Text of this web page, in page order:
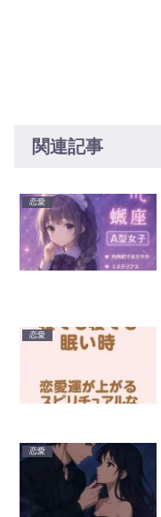
関連記事
恋愛
恋愛
恋愛